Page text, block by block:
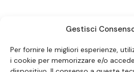
Gestisci
Per fornire le migliori esperienze,
i cookie per memorizzare e/o
SEGUICI SUI